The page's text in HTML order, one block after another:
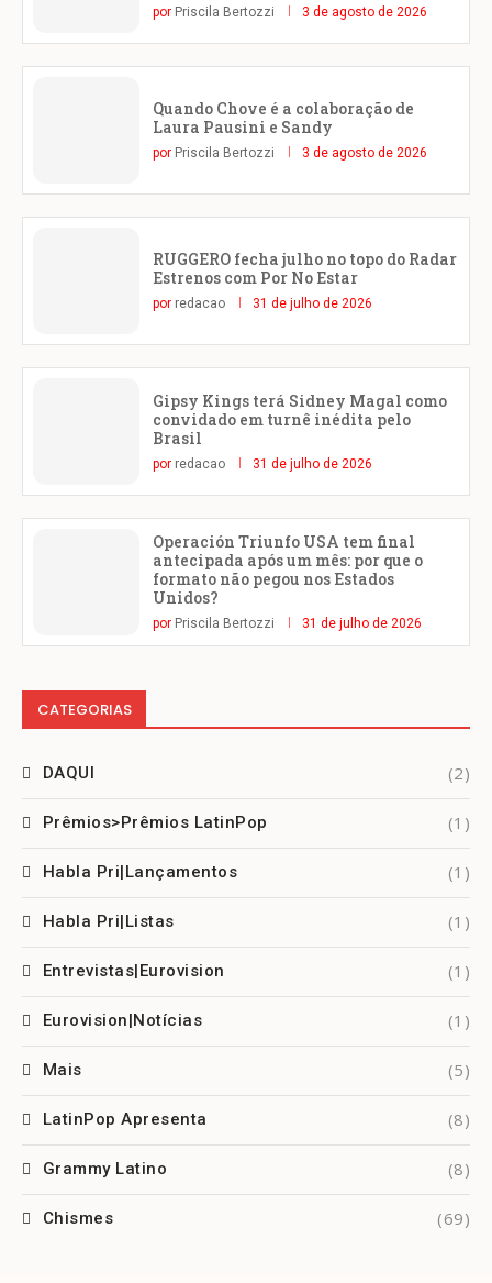
por Priscila Bertozzi 3 de agosto de 2026
Quando Chove é a colaboração de
Laura Pausini e Sandy
por Priscila Bertozzi 3 de agosto de 2026
RUGGERO fecha julho no topo do Radar
Estrenos com Por No Estar
por redacao 31 de julho de 2026
Gipsy Kings terá Sidney Magal como
convidado em turnê inédita pelo
Brasil
por redacao 31 de julho de 2026
Operación Triunfo USA tem final
antecipada após um mês: por que o
formato não pegou nos Estados
Unidos?
por Priscila Bertozzi 31 de julho de 2026
CATEGORIAS
DAQUI (2)
Prêmios>Prêmios LatinPop (1)
Habla Pri|Lançamentos (1)
Habla Pri|Listas (1)
Entrevistas|Eurovision (1)
Eurovision|Notícias (1)
Mais (5)
LatinPop Apresenta (8)
Grammy Latino (8)
Chismes (69)